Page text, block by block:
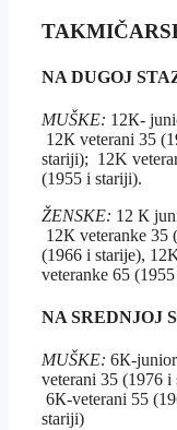
NA DUGOJ
MUŠKE: 12К-
12К veterani 35
stariji); 12K
(1955 i stariji).
ŽENSKE: 12 К
12К veteranke 35
(1966 i starije),
veteranke 65
NA SREDNJOJ
MUŠKE: 6К-
veterani 35 (1976
6К-veterani 55
stariji)